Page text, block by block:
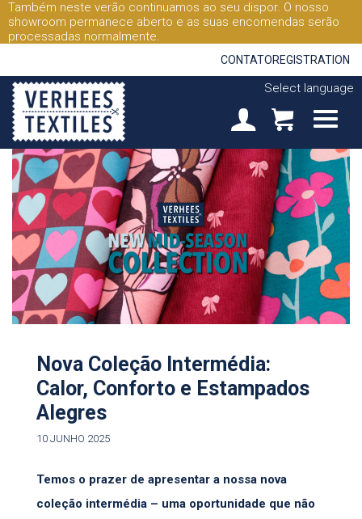
Também neste verão continuamos ao seu dispor. O nosso
showroom permanece aberto e as suas encomendas serão
processadas normalmente.
CONTATOREGISTRATION
Select language
Nova Coleção Intermédia:
Calor, Conforto e Estampados
Alegres
10 JUNHO 2025
Temos o prazer de apresentar a nossa nova
coleção intermédia – uma oportunidade que não